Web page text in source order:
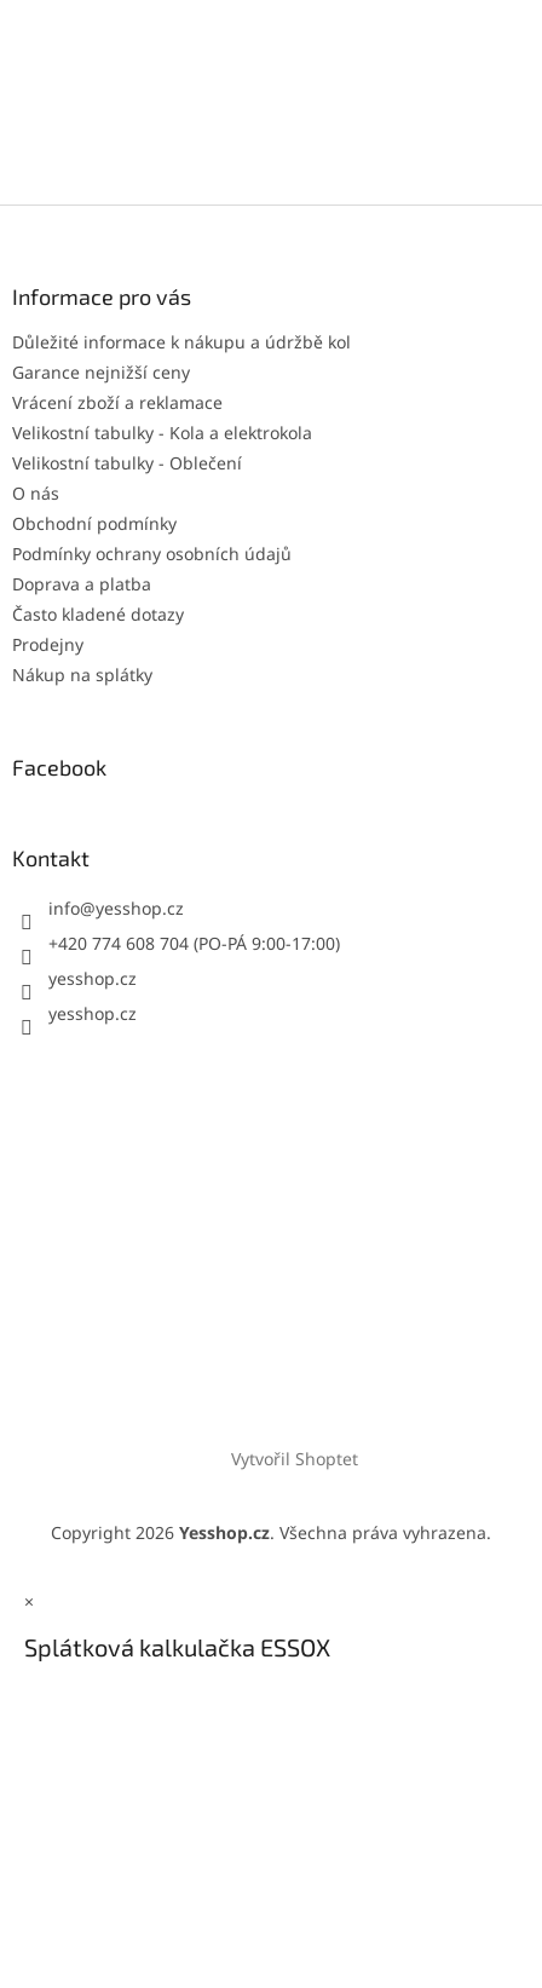
Informace pro vás
Důležité informace k nákupu a údržbě kol
Garance nejnižší ceny
Vrácení zboží a reklamace
Velikostní tabulky - Kola a elektrokola
Velikostní tabulky - Oblečení
O nás
Obchodní podmínky
Podmínky ochrany osobních údajů
Doprava a platba
Často kladené dotazy
Prodejny
Nákup na splátky
Facebook
Kontakt
info@yesshop.cz
+420 774 608 704 (PO-PÁ 9:00-17:00)
yesshop.cz
yesshop.cz
Vytvořil Shoptet
Copyright 2026 Yesshop.cz. Všechna práva vyhrazena.
×
Splátková kalkulačka ESSOX